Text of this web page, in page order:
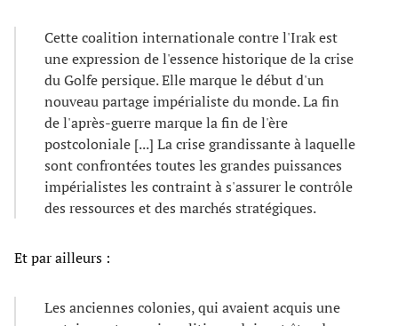
Cette coalition internationale contre l'Irak est
une expression de l'essence historique de la crise
du Golfe persique. Elle marque le début d'un
nouveau partage impérialiste du monde. La fin
de l'après-guerre marque la fin de l'ère
postcoloniale [...] La crise grandissante à laquelle
sont confrontées toutes les grandes puissances
impérialistes les contraint à s'assurer le contrôle
des ressources et des marchés stratégiques.
Et par ailleurs :
Les anciennes colonies, qui avaient acquis une